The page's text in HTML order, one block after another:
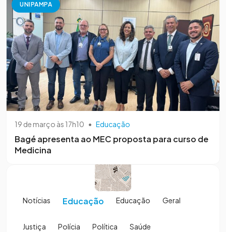
UNIPAMPA
19 de março às 17h10 • Educação
Bagé apresenta ao MEC proposta para curso de
Medicina
Notícias Educação Educação Geral
Justiça Polícia Política Saúde